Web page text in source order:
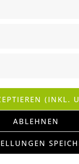
(INKL.
ABLEHNEN
|
COOKIE-RICHTLINIE